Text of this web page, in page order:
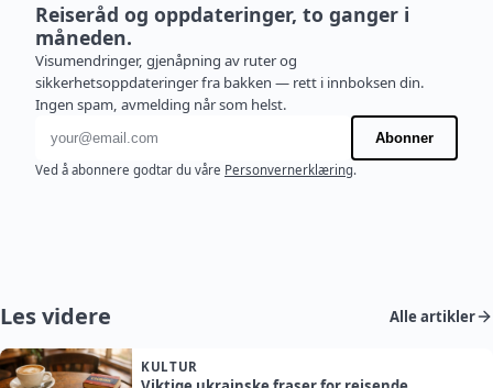
Reiseråd og oppdateringer, to ganger i
måneden.
Visumendringer, gjenåpning av ruter og
sikkerhetsoppdateringer fra bakken — rett i innboksen din.
Ingen spam, avmelding når som helst.
E-postadresse
Abonner
Ved å abonnere godtar du våre Personvernerklæring.
Les videre Alle artikler
KULTUR